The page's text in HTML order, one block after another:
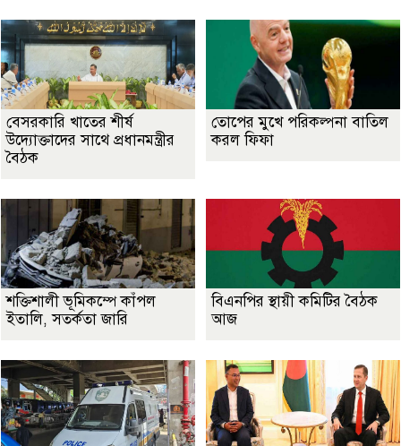
বেসরকারি খাতের শীর্ষ
উদ্যোক্তাদের সাথে প্রধানমন্ত্রীর
বৈঠক
তোপের মুখে পরিকল্পনা বাতিল
করল ফিফা
শক্তিশালী ভূমিকম্পে কাঁপল
ইতালি, সতর্কতা জারি
বিএনপির স্থায়ী কমিটির বৈঠক
আজ